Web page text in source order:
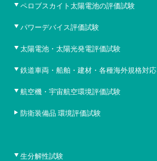
ペロブスカイト太陽電池の評価試験
パワーデバイス評価試験
太陽電池・太陽光発電評価試験
鉄道車両・船舶・建材・各種海外規格対応
航空機・宇宙航空環境評価試験
防衛装備品 環境評価試験
生分解性試験